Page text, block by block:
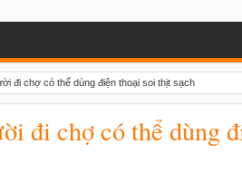
đi chợ có thể dùng điện thoại soi thịt sạch
đi chợ có thể dùng